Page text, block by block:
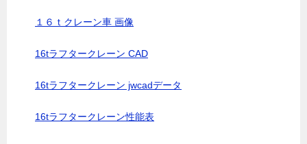
１６ｔクレーン車 画像
16tラフタークレーン CAD
16tラフタークレーン jwcadデータ
16tラフタークレーン性能表